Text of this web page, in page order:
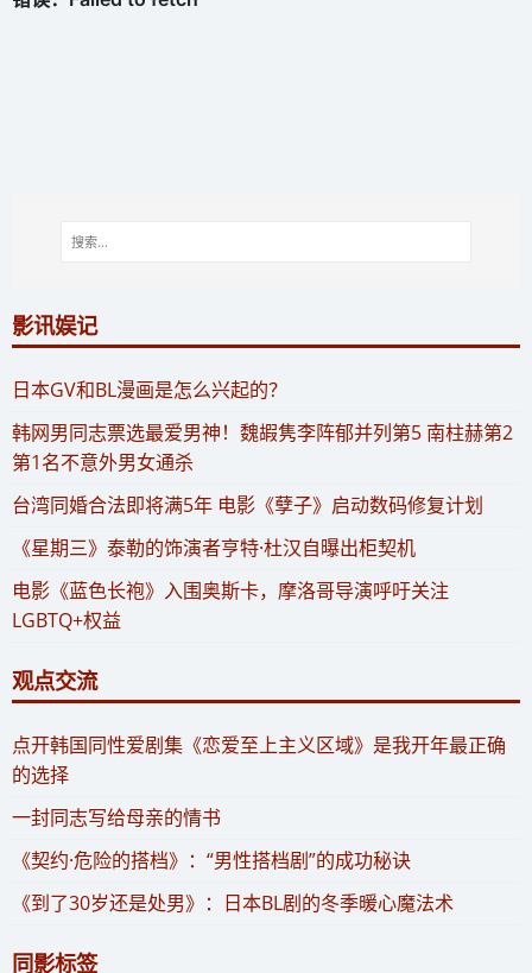
影讯娱记
​日本GV和BL漫画是怎么兴起的？
​韩网男同志票选最爱男神！魏嘏隽李阵郁并列第5 南柱赫第2
第1名不意外男女通杀
​台湾同婚合法即将满5年 电影《孽子》启动数码修复计划
《星期三》泰勒的饰演者亨特·杜汉自曝出柜契机
电影《蓝色长袍》入围奥斯卡，摩洛哥导演呼吁关注
LGBTQ+权益
观点交流
​点开韩国同性爱剧集《恋爱至上主义区域》是我开年最正确
的选择
一封同志写给母亲的情书
《契约·危险的搭档》：“男性搭档剧”的成功秘诀
《到了30岁还是处男》：日本BL剧的冬季暖心魔法术
同影标签